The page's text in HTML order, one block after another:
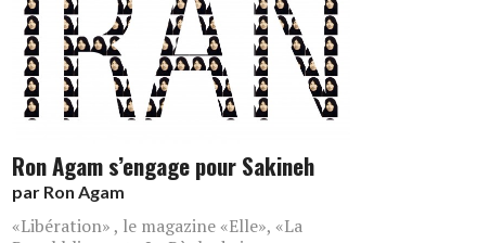
Ron Agam s’engage pour Sakineh
par Ron Agam
«Libération» , le magazine «Elle», «La